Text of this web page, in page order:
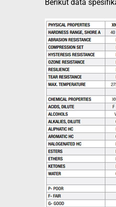
Berikut data